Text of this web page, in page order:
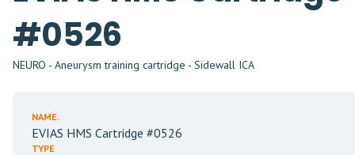
#0526
NEURO - Aneurysm training cartridge - Sidewall ICA
NAME.
EVIAS HMS Cartridge #0526
TYPE